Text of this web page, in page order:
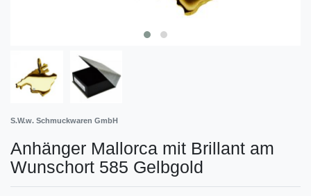
S.W.w. Schmuckwaren GmbH
Anhänger Mallorca mit Brillant am
Wunschort 585 Gelbgold